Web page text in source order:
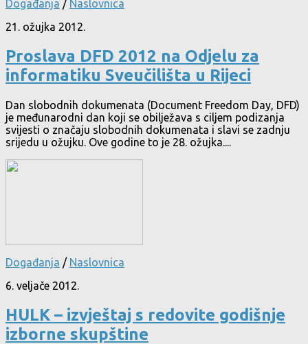
Događanja / Naslovnica
21. ožujka 2012.
Proslava DFD 2012 na Odjelu za
informatiku Sveučilišta u Rijeci
Dan slobodnih dokumenata (Document Freedom Day, DFD)
je međunarodni dan koji se obilježava s ciljem podizanja
svijesti o značaju slobodnih dokumenata i slavi se zadnju
srijedu u ožujku. Ove godine to je 28. ožujka....
Događanja / Naslovnica
6. veljače 2012.
HULK – izvještaj s redovite godišnje
izborne skupštine